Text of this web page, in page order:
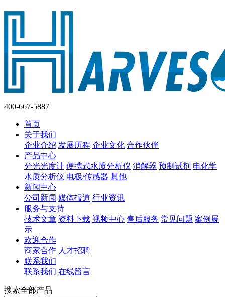
400-667-5887
首页
关于我们
企业介绍 发展历程 企业文化 合作伙伴
产品中心
分光光度计 便携式水质分析仪 消解器 预制试剂 电化学
水质分析仪 电极/传感器 其他
新闻中心
公司新闻 媒体报道 行业资讯
服务与支持
技术文章 资料下载 视频中心 售后服务 常见问题 案例展
示
欢迎合作
商家合作 人才招聘
联系我们
联系我们 在线留言
搜索全部产品